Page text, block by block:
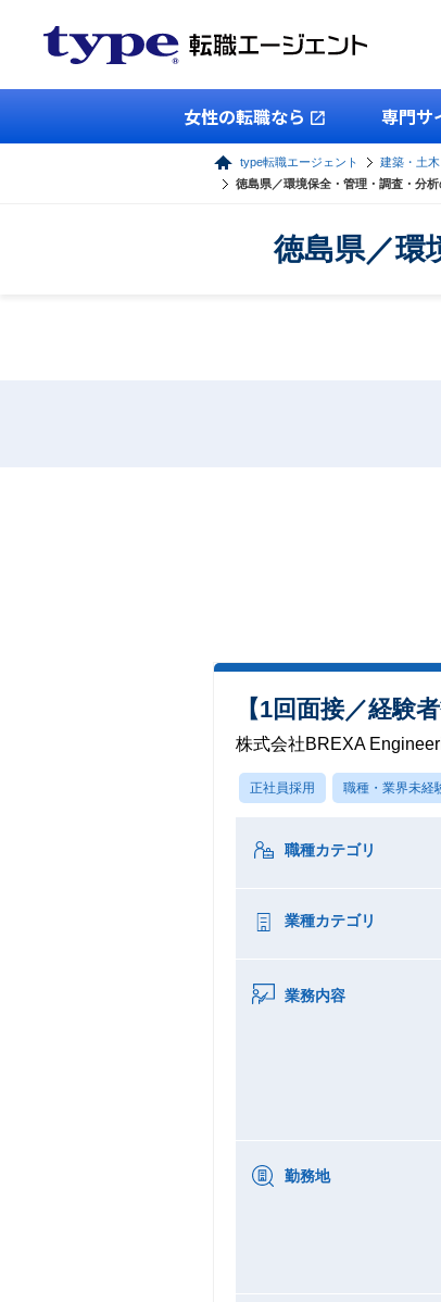
女性の転職なら 専門サ
type転職エージェント 建築・土
徳島県／環境保全・管理・調査・分
徳島県／環
【1回面接／経験
株式会社BREXA
正社員採用 職種・業界未経
職種カテゴリ
業種カテゴリ
業務内容
勤務地